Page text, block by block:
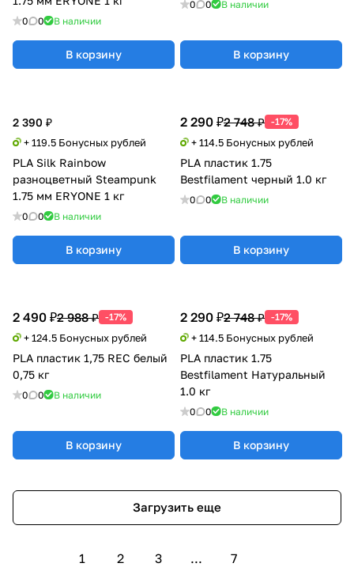
0 0 В наличии
В корзину
0 0 В наличии
В корзину
2 390 ₽
+ 119.5 Бонусных рублей
PLA Silk Rainbow
разноцветный Steampunk
1.75 мм ERYONE 1 кг
0 0 В наличии
В корзину
2 290 ₽2 748 ₽ -17%
+ 114.5 Бонусных рублей
PLA пластик 1.75
Bestfilament черный 1.0 кг
0 0 В наличии
В корзину
2 490 ₽2 988 ₽ -17%
+ 124.5 Бонусных рублей
PLA пластик 1,75 REC белый
0,75 кг
0 0 В наличии
В корзину
2 290 ₽2 748 ₽ -17%
+ 114.5 Бонусных рублей
PLA пластик 1.75
Bestfilament Натуральный
1.0 кг
0 0 В наличии
В корзину
Загрузить еще
1 2 3 ... 7